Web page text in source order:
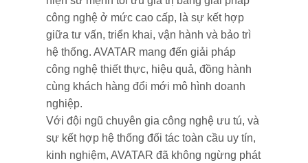
công nghệ ở mức cao cấp, là sự kết hợp
giữa tư vấn, triển khai, vận hành và bảo trì
hệ thống. AVATAR mang đến giải pháp
công nghệ thiết thực, hiệu quả, đồng hành
cùng khách hàng đổi mới mô hình doanh
nghiệp.
Với đội ngũ chuyên gia công nghệ ưu tú, và
sự kết hợp hệ thống đối tác toàn cầu uy tín,
kinh nghiệm, AVATAR đã không ngừng phát